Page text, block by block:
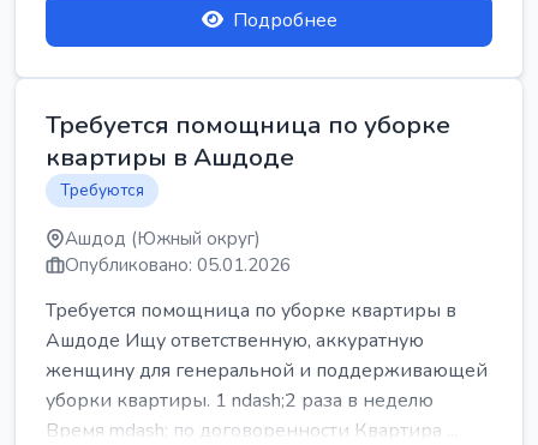
Подробнее
Требуется помощница по уборке
квартиры в Ашдоде
Требуются
Ашдод (Южный округ)
Опубликовано: 05.01.2026
Требуется помощница по уборке квартиры в
Ашдоде Ищу ответственную, аккуратную
женщину для генеральной и поддерживающей
уборки квартиры. 1 ndash;2 раза в неделю
Время mdash; по договоренности Квартира ...